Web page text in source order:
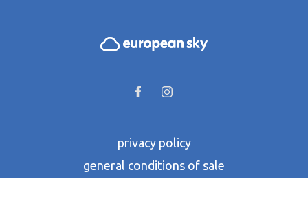
privacy policy
general conditions of sale